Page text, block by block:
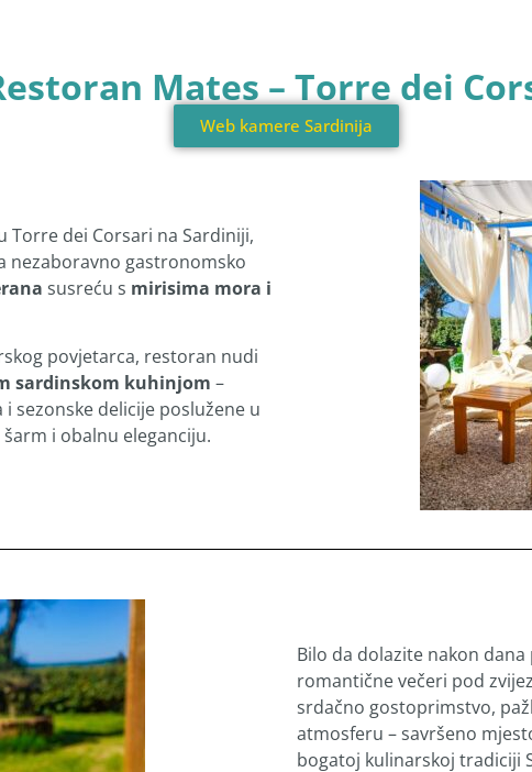
Mates – Torre dei
Web kamere Sardinija
Torre dei Corsari na Sardiniji,
nezaboravno gastronomsko
susreću s mirisima mora i
povjetarca, restoran nudi
sardinskom kuhinjom –
sezonske delicije poslužene u
i obalnu eleganciju.
Bilo da dolazite nakon
romantične večeri pod
srdačno gostoprimstvo,
atmosferu – savršeno
bogatoj kulinarskoj tradiciji